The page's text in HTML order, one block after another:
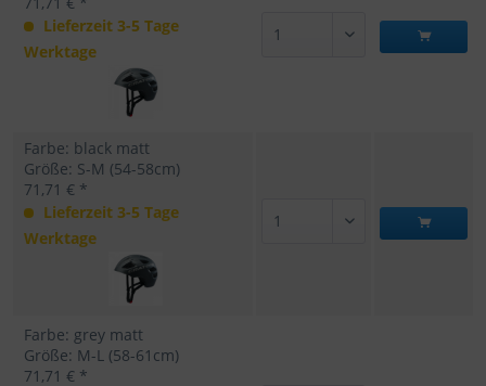
Lieferzeit 3-5 Tage
Werktage
Farbe: black matt
Größe: S-M (54-58cm)
71,71 € *
Lieferzeit 3-5 Tage
Werktage
Farbe: grey matt
Größe: M-L (58-61cm)
71,71 € *